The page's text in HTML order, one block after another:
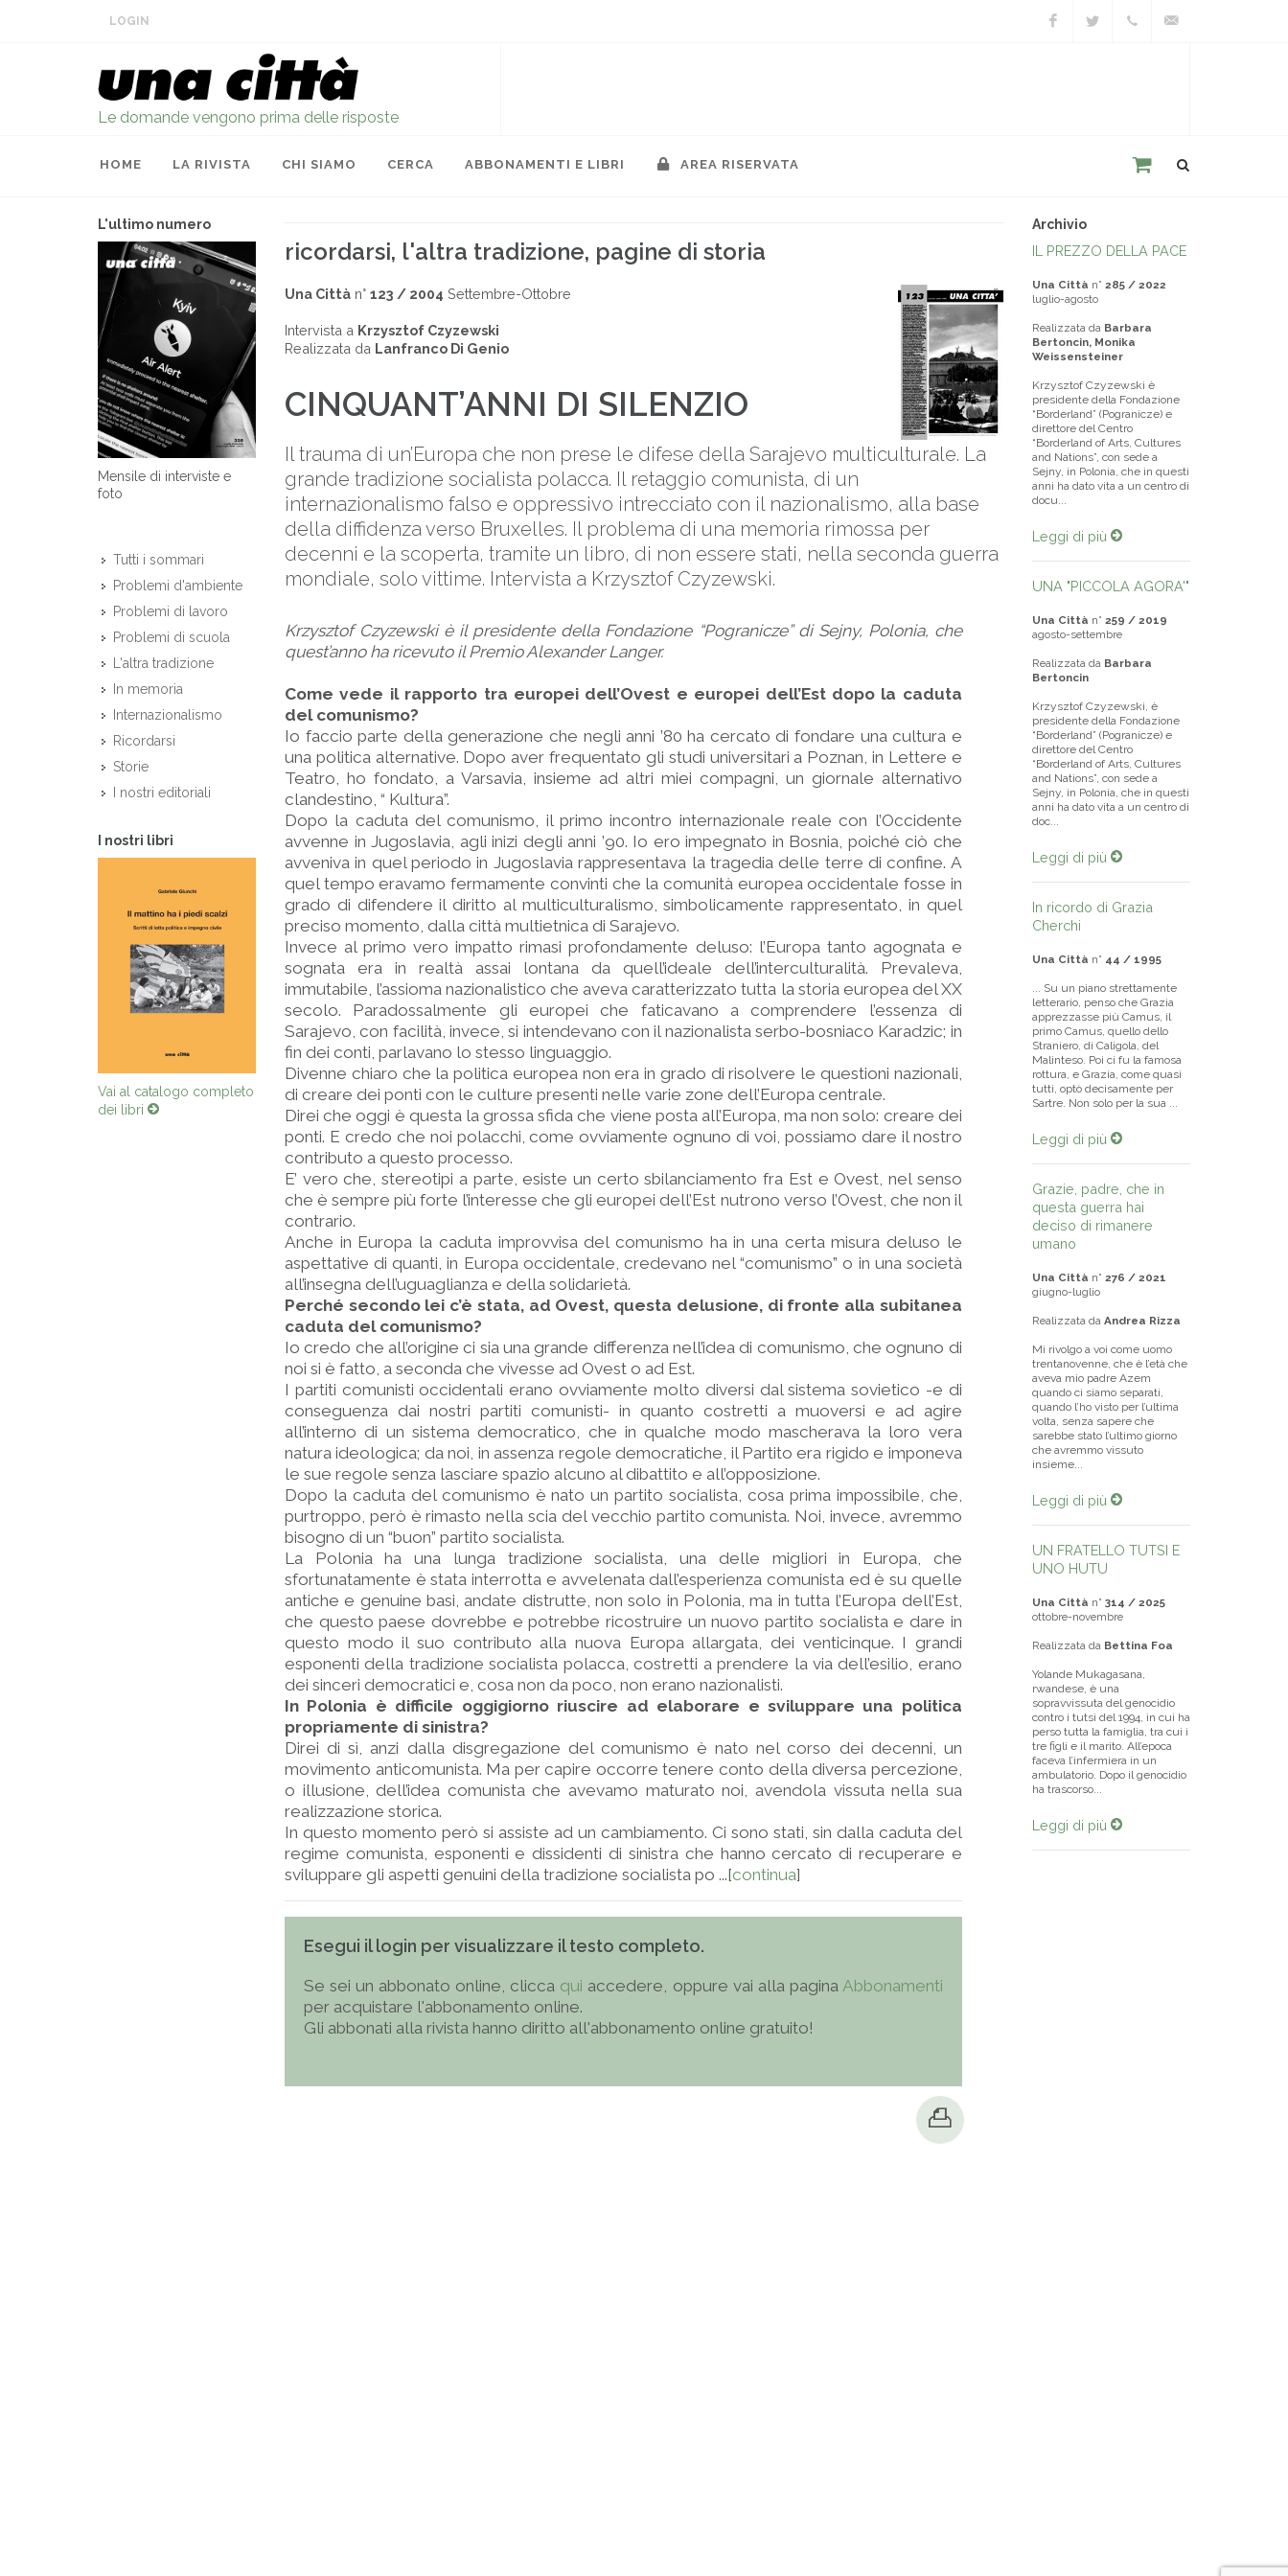
LOGIN
Le domande vengono prima delle risposte
HOME LA RIVISTA CHI SIAMO CERCA ABBONAMENTI E LIBRI AREA RISERVATA
L'ultimo numero
Mensile di interviste e
foto
Tutti i sommari
Problemi d'ambiente
Problemi di lavoro
Problemi di scuola
L'altra tradizione
In memoria
Internazionalismo
Ricordarsi
Storie
I nostri editoriali
I nostri libri
Vai al catalogo completo
dei libri
ricordarsi, l'altra tradizione, pagine di storia
Una Città n° 123 / 2004 Settembre-Ottobre
Intervista a Krzysztof Czyzewski
Realizzata da Lanfranco Di Genio
CINQUANT’ANNI DI SILENZIO
Il trauma di un’Europa che non prese le difese della Sarajevo multiculturale. La
grande tradizione socialista polacca. Il retaggio comunista, di un
internazionalismo falso e oppressivo intrecciato con il nazionalismo, alla base
della diffidenza verso Bruxelles. Il problema di una memoria rimossa per
decenni e la scoperta, tramite un libro, di non essere stati, nella seconda guerra
mondiale, solo vittime. Intervista a Krzysztof Czyzewski.
Krzysztof Czyzewski è il presidente della Fondazione “Pogranicze” di Sejny, Polonia, che
quest’anno ha ricevuto il Premio Alexander Langer.
Come vede il rapporto tra europei dell’Ovest e europei dell’Est dopo la caduta
del comunismo?
Io faccio parte della generazione che negli anni ’80 ha cercato di fondare una cultura e
una politica alternative. Dopo aver frequentato gli studi universitari a Poznan, in Lettere e
Teatro, ho fondato, a Varsavia, insieme ad altri miei compagni, un giornale alternativo
clandestino, “ Kultura”.
Dopo la caduta del comunismo, il primo incontro internazionale reale con l’Occidente
avvenne in Jugoslavia, agli inizi degli anni ’90. Io ero impegnato in Bosnia, poiché ciò che
avveniva in quel periodo in Jugoslavia rappresentava la tragedia delle terre di confine. A
quel tempo eravamo fermamente convinti che la comunità europea occidentale fosse in
grado di difendere il diritto al multiculturalismo, simbolicamente rappresentato, in quel
preciso momento, dalla città multietnica di Sarajevo.
Invece al primo vero impatto rimasi profondamente deluso: l’Europa tanto agognata e
sognata era in realtà assai lontana da quell’ideale dell’interculturalità. Prevaleva,
immutabile, l’assioma nazionalistico che aveva caratterizzato tutta la storia europea del XX
secolo. Paradossalmente gli europei che faticavano a comprendere l’essenza di
Sarajevo, con facilità, invece, si intendevano con il nazionalista serbo-bosniaco Karadzic; in
fin dei conti, parlavano lo stesso linguaggio.
Divenne chiaro che la politica europea non era in grado di risolvere le questioni nazionali,
di creare dei ponti con le culture presenti nelle varie zone dell’Europa centrale.
Direi che oggi è questa la grossa sfida che viene posta all’Europa, ma non solo: creare dei
ponti. E credo che noi polacchi, come ovviamente ognuno di voi, possiamo dare il nostro
contributo a questo processo.
E’ vero che, stereotipi a parte, esiste un certo sbilanciamento fra Est e Ovest, nel senso
che è sempre più forte l’interesse che gli europei dell’Est nutrono verso l’Ovest, che non il
contrario.
Anche in Europa la caduta improvvisa del comunismo ha in una certa misura deluso le
aspettative di quanti, in Europa occidentale, credevano nel “comunismo” o in una società
all’insegna dell’uguaglianza e della solidarietà.
Perché secondo lei c’è stata, ad Ovest, questa delusione, di fronte alla subitanea
caduta del comunismo?
Io credo che all’origine ci sia una grande differenza nell’idea di comunismo, che ognuno di
noi si è fatto, a seconda che vivesse ad Ovest o ad Est.
I partiti comunisti occidentali erano ovviamente molto diversi dal sistema sovietico -e di
conseguenza dai nostri partiti comunisti- in quanto costretti a muoversi e ad agire
all’interno di un sistema democratico, che in qualche modo mascherava la loro vera
natura ideologica; da noi, in assenza regole democratiche, il Partito era rigido e imponeva
le sue regole senza lasciare spazio alcuno al dibattito e all’opposizione.
Dopo la caduta del comunismo è nato un partito socialista, cosa prima impossibile, che,
purtroppo, però è rimasto nella scia del vecchio partito comunista. Noi, invece, avremmo
bisogno di un “buon” partito socialista.
La Polonia ha una lunga tradizione socialista, una delle migliori in Europa, che
sfortunatamente è stata interrotta e avvelenata dall’esperienza comunista ed è su quelle
antiche e genuine basi, andate distrutte, non solo in Polonia, ma in tutta l’Europa dell’Est,
che questo paese dovrebbe e potrebbe ricostruire un nuovo partito socialista e dare in
questo modo il suo contributo alla nuova Europa allargata, dei venticinque. I grandi
esponenti della tradizione socialista polacca, costretti a prendere la via dell’esilio, erano
dei sinceri democratici e, cosa non da poco, non erano nazionalisti.
In Polonia è difficile oggigiorno riuscire ad elaborare e sviluppare una politica
propriamente di sinistra?
Direi di sì, anzi dalla disgregazione del comunismo è nato nel corso dei decenni, un
movimento anticomunista. Ma per capire occorre tenere conto della diversa percezione,
o illusione, dell’idea comunista che avevamo maturato noi, avendola vissuta nella sua
realizzazione storica.
In questo momento però si assiste ad un cambiamento. Ci sono stati, sin dalla caduta del
regime comunista, esponenti e dissidenti di sinistra che hanno cercato di recuperare e
sviluppare gli aspetti genuini della tradizione socialista po ...[continua]
Esegui il login per visualizzare il testo completo.
Se sei un abbonato online, clicca qui accedere, oppure vai alla pagina Abbonamenti
per acquistare l'abbonamento online.
Gli abbonati alla rivista hanno diritto all'abbonamento online gratuito!
Archivio
IL PREZZO DELLA PACE
Una Città n° 285 / 2022
luglio-agosto
Realizzata da Barbara
Bertoncin, Monika
Weissensteiner
Krzysztof Czyzewski è
presidente della Fondazione
“Borderland” (Pogranicze) e
direttore del Centro
“Borderland of Arts, Cultures
and Nations”, con sede a
Sejny, in Polonia, che in questi
anni ha dato vita a un centro di
docu...
Leggi di più
UNA "PICCOLA AGORA'"
Una Città n° 259 / 2019
agosto-settembre
Realizzata da Barbara
Bertoncin
Krzysztof Czyzewski, è
presidente della Fondazione
“Borderland” (Pogranicze) e
direttore del Centro
“Borderland of Arts, Cultures
and Nations”, con sede a
Sejny, in Polonia, che in questi
anni ha dato vita a un centro di
doc...
Leggi di più
In ricordo di Grazia
Cherchi
Una Città n° 44 / 1995
... Su un piano strettamente
letterario, penso che Grazia
apprezzasse più Camus, il
primo Camus, quello dello
Straniero, di Caligola, del
Malinteso. Poi ci fu la famosa
rottura, e Grazia, come quasi
tutti, optò decisamente per
Sartre. Non solo per la sua ...
Leggi di più
Grazie, padre, che in
questa guerra hai
deciso di rimanere
umano
Una Città n° 276 / 2021
giugno-luglio
Realizzata da Andrea Rizza
Mi rivolgo a voi come uomo
trentanovenne, che è l’età che
aveva mio padre Azem
quando ci siamo separati,
quando l’ho visto per l’ultima
volta, senza sapere che
sarebbe stato l’ultimo giorno
che avremmo vissuto
insieme...
Leggi di più
UN FRATELLO TUTSI E
UNO HUTU
Una Città n° 314 / 2025
ottobre-novembre
Realizzata da Bettina Foa
Yolande Mukagasana,
rwandese, è una
sopravvissuta del genocidio
contro i tutsi del 1994, in cui ha
perso tutta la famiglia, tra cui i
tre figli e il marito. All’epoca
faceva l’infermiera in un
ambulatorio. Dopo il genocidio
ha trascorso...
Leggi di più